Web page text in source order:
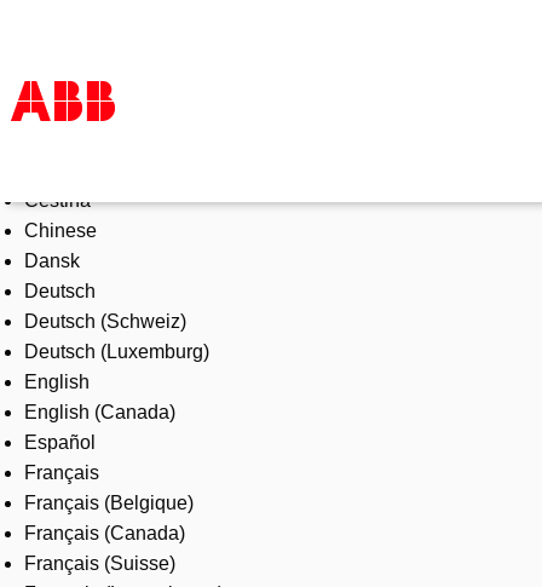
Products & Solutions
Industries
Services
About us
Where to buy
Contact us
Careers
Čeština
Chinese
Dansk
Deutsch
Deutsch (Schweiz)
Deutsch (Luxemburg)
English
English (Canada)
Español
Français
Français (Belgique)
Français (Canada)
Français (Suisse)